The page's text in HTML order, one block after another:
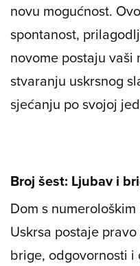
novu mogućnost.
spontanost,
novome postaju
stvaranju uskrsnog
sjećanju po svojoj
Broj šest: Ljubav i
Dom s
Uskrsa postaje
brige, odgovornosti